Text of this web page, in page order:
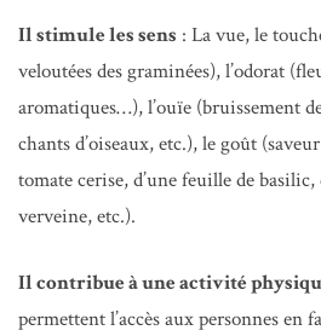
Il stimule les sens : La vue, le
veloutées des graminées), l’odorat
aromatiques…), l’ouïe (bruissement
chants d’oiseaux, etc.), le goût
tomate cerise, d’une feuille de
verveine, etc.).
Il contribue à une activité
permettent l’accès aux personnes en